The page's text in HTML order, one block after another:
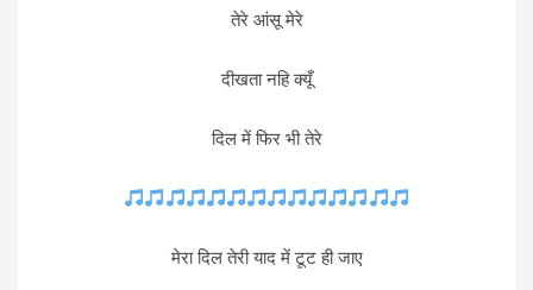
तेरे आंसू मेरे
दीखता नहि क्यूँ
दिल में फिर भी तेरे
मेरा दिल तेरी याद में टूट ही जाए